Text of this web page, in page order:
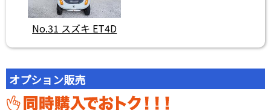
No.31 スズキ ET4D
オプション販売